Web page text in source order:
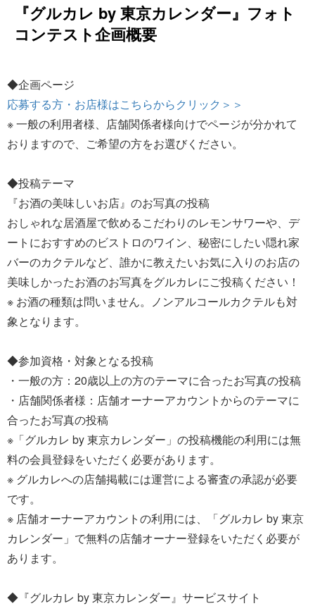
『グルカレ by 東京カレンダー』フォト
コンテスト企画概要
◆企画ページ
応募する方・お店様はこちらからクリック＞＞
※ 一般の利用者様、店舗関係者様向けでページが分かれて
おりますので、ご希望の方をお選びください。
◆投稿テーマ
『お酒の美味しいお店』のお写真の投稿
おしゃれな居酒屋で飲めるこだわりのレモンサワーや、デ
ートにおすすめのビストロのワイン、秘密にしたい隠れ家
バーのカクテルなど、誰かに教えたいお気に入りのお店の
美味しかったお酒のお写真をグルカレにご投稿ください！
※ お酒の種類は問いません。ノンアルコールカクテルも対
象となります。
◆参加資格・対象となる投稿
・一般の方：20歳以上の方のテーマに合ったお写真の投稿
・店舗関係者様：店舗オーナーアカウントからのテーマに
合ったお写真の投稿
※「グルカレ by 東京カレンダー」の投稿機能の利用には無
料の会員登録をいただく必要があります。
※ グルカレへの店舗掲載には運営による審査の承認が必要
です。
※ 店舗オーナーアカウントの利用には、「グルカレ by 東京
カレンダー」で無料の店舗オーナー登録をいただく必要が
あります。
◆『グルカレ by 東京カレンダー』サービスサイト